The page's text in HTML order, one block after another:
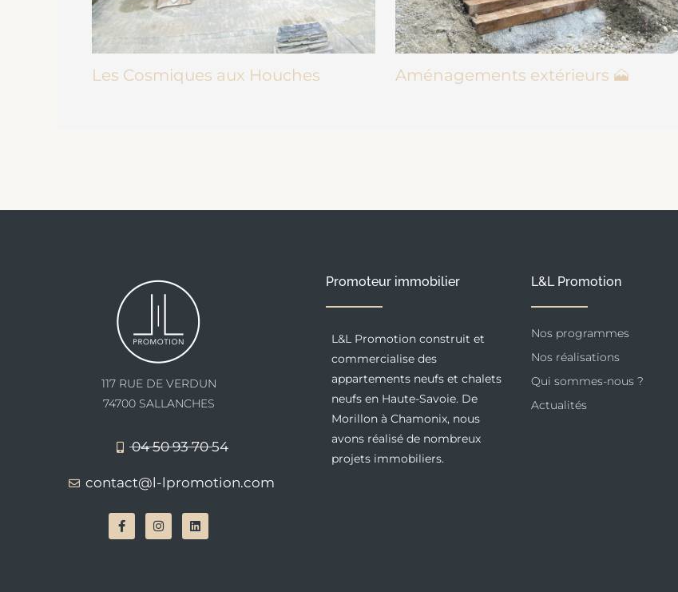
Les Cosmiques aux Houches Aménagements extérieurs 🗻
117 RUE DE VERDUN
74700 SALLANCHES
04 50 93 70 54
contact@l-lpromotion.com
a
c
e
n
s
t
i
n
k
Promoteur immobilier
L&L Promotion construit et
commercialise des
appartements neufs et chalets
neufs en Haute-Savoie. De
Morillon à Chamonix, nous
avons réalisé de nombreux
projets immobiliers.
L&L Promotion
Nos programmes
Nos réalisations
Qui sommes-nous ?
Actualités